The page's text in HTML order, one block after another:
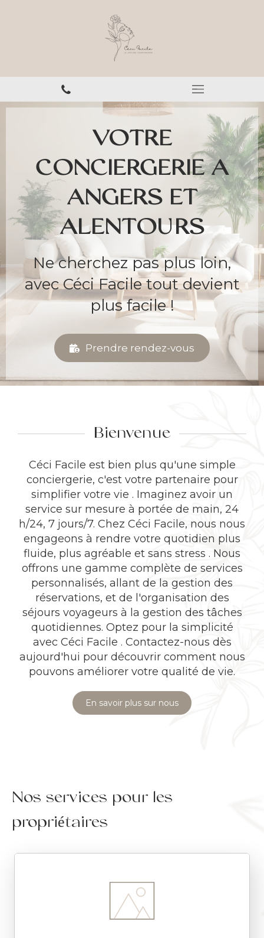
VOTRE
CONCIERGERIE A
ANGERS ET
ALENTOURS
Ne cherchez pas plus loin,
avec Céci Facile tout devient
plus facile !
Prendre rendez-vous
Bienvenue
Céci Facile est bien plus qu'une simple
conciergerie, c'est votre partenaire pour
simplifier votre vie . Imaginez avoir un
service sur mesure à portée de main, 24
h/24, 7 jours/7. Chez Céci Facile, nous nous
engageons à rendre votre quotidien plus
fluide, plus agréable et sans stress . Nous
offrons une gamme complète de services
personnalisés, allant de la gestion des
réservations, et de l'organisation des
séjours voyageurs à la gestion des tâches
quotidiennes. Optez pour la simplicité
avec Céci Facile . Contactez-nous dès
aujourd'hui pour découvrir comment nous
pouvons améliorer votre qualité de vie.
En savoir plus sur nous
Nos services pour les
propriétaires